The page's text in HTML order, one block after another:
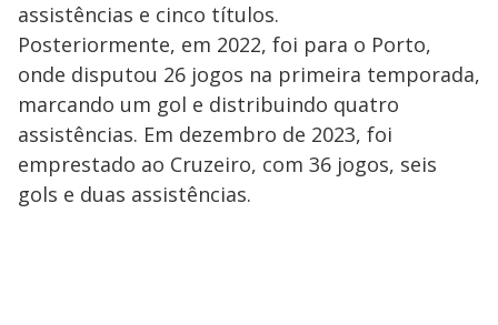
assistências e cinco títulos.
Posteriormente, em 2022, foi para o Porto,
onde disputou 26 jogos na primeira temporada,
marcando um gol e distribuindo quatro
assistências. Em dezembro de 2023, foi
emprestado ao Cruzeiro, com 36 jogos, seis
gols e duas assistências.